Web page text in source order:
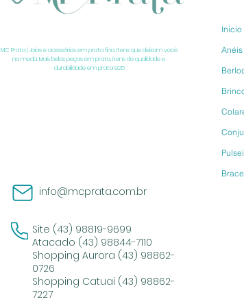
MC Prata | Joias e acessórios em prata fina. Itens que deixam você
na moda. Mais belas peças em prata, itens de qualidade e
durabilidade em prata 925
info@mcprata.com.br
Site (43) 98819-9699
Atacado (43) 98844-7110
Shopping Aurora (43) 98862-
0726
Shopping Catuai (43) 98862-
7227
Inicio
Anéis